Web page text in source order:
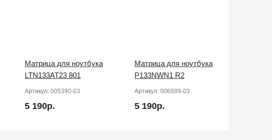
Матрица для ноутбука
LTN133AT23 801
Артикул: 005390-03
5 190р.
Матрица для ноутбука
P133NWN1 R2
Артикул: 006889-03
5 190р.